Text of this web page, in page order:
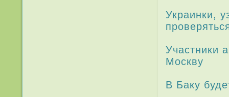
Украинки,
Участники
Москву
В Баку